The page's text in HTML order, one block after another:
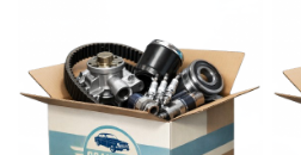
LISTE
D’ENVIE